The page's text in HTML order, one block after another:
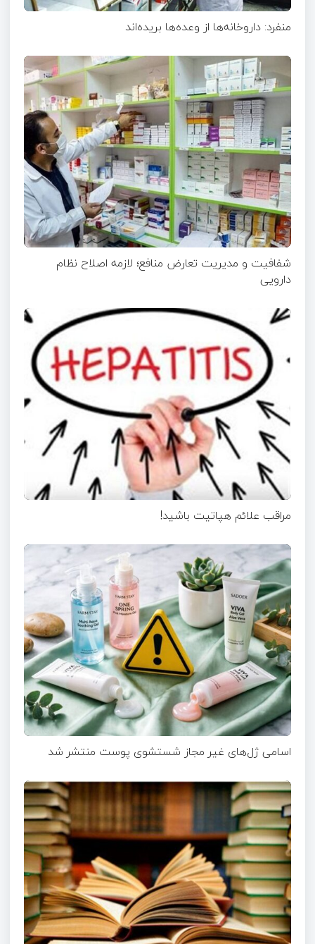
منفرد: داروخانه‌ها از وعده‌ها بریده‌اند
شفافیت و مدیریت تعارض منافع؛ لازمه اصلاح نظام
دارویی
مراقب علائم هپاتیت باشید!
اسامی ژل‌های غیر مجاز شستشوی پوست منتشر شد